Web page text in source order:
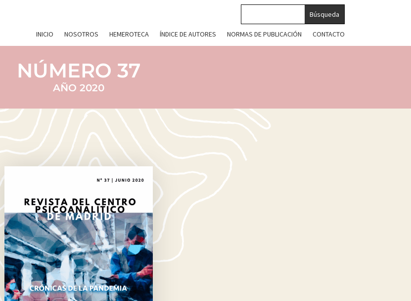
INICIO NOSOTROS HEMEROTECA ÍNDICE DE AUTORES NORMAS DE PUBLICACIÓN CONTACTO
NÚMERO 37
AÑO 2020